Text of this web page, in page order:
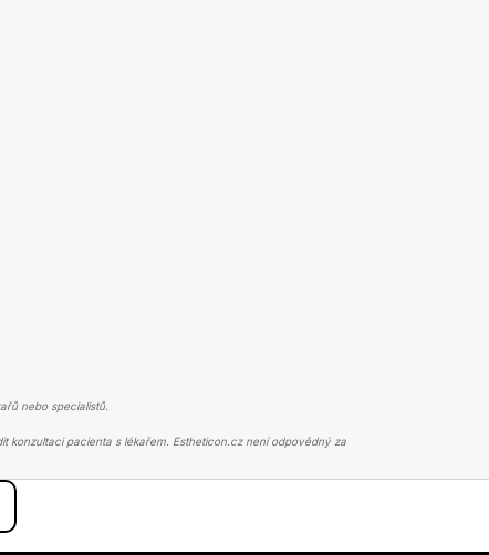
nebo specialistů.
konzultaci pacienta s lékařem. Estheticon.cz není odpovědný za